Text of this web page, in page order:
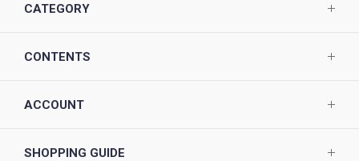
CATEGORY
CONTENTS
ACCOUNT
SHOPPING GUIDE